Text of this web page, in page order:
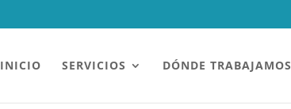
INICIO SERVICIOS DÓNDE TRABAJAMOS